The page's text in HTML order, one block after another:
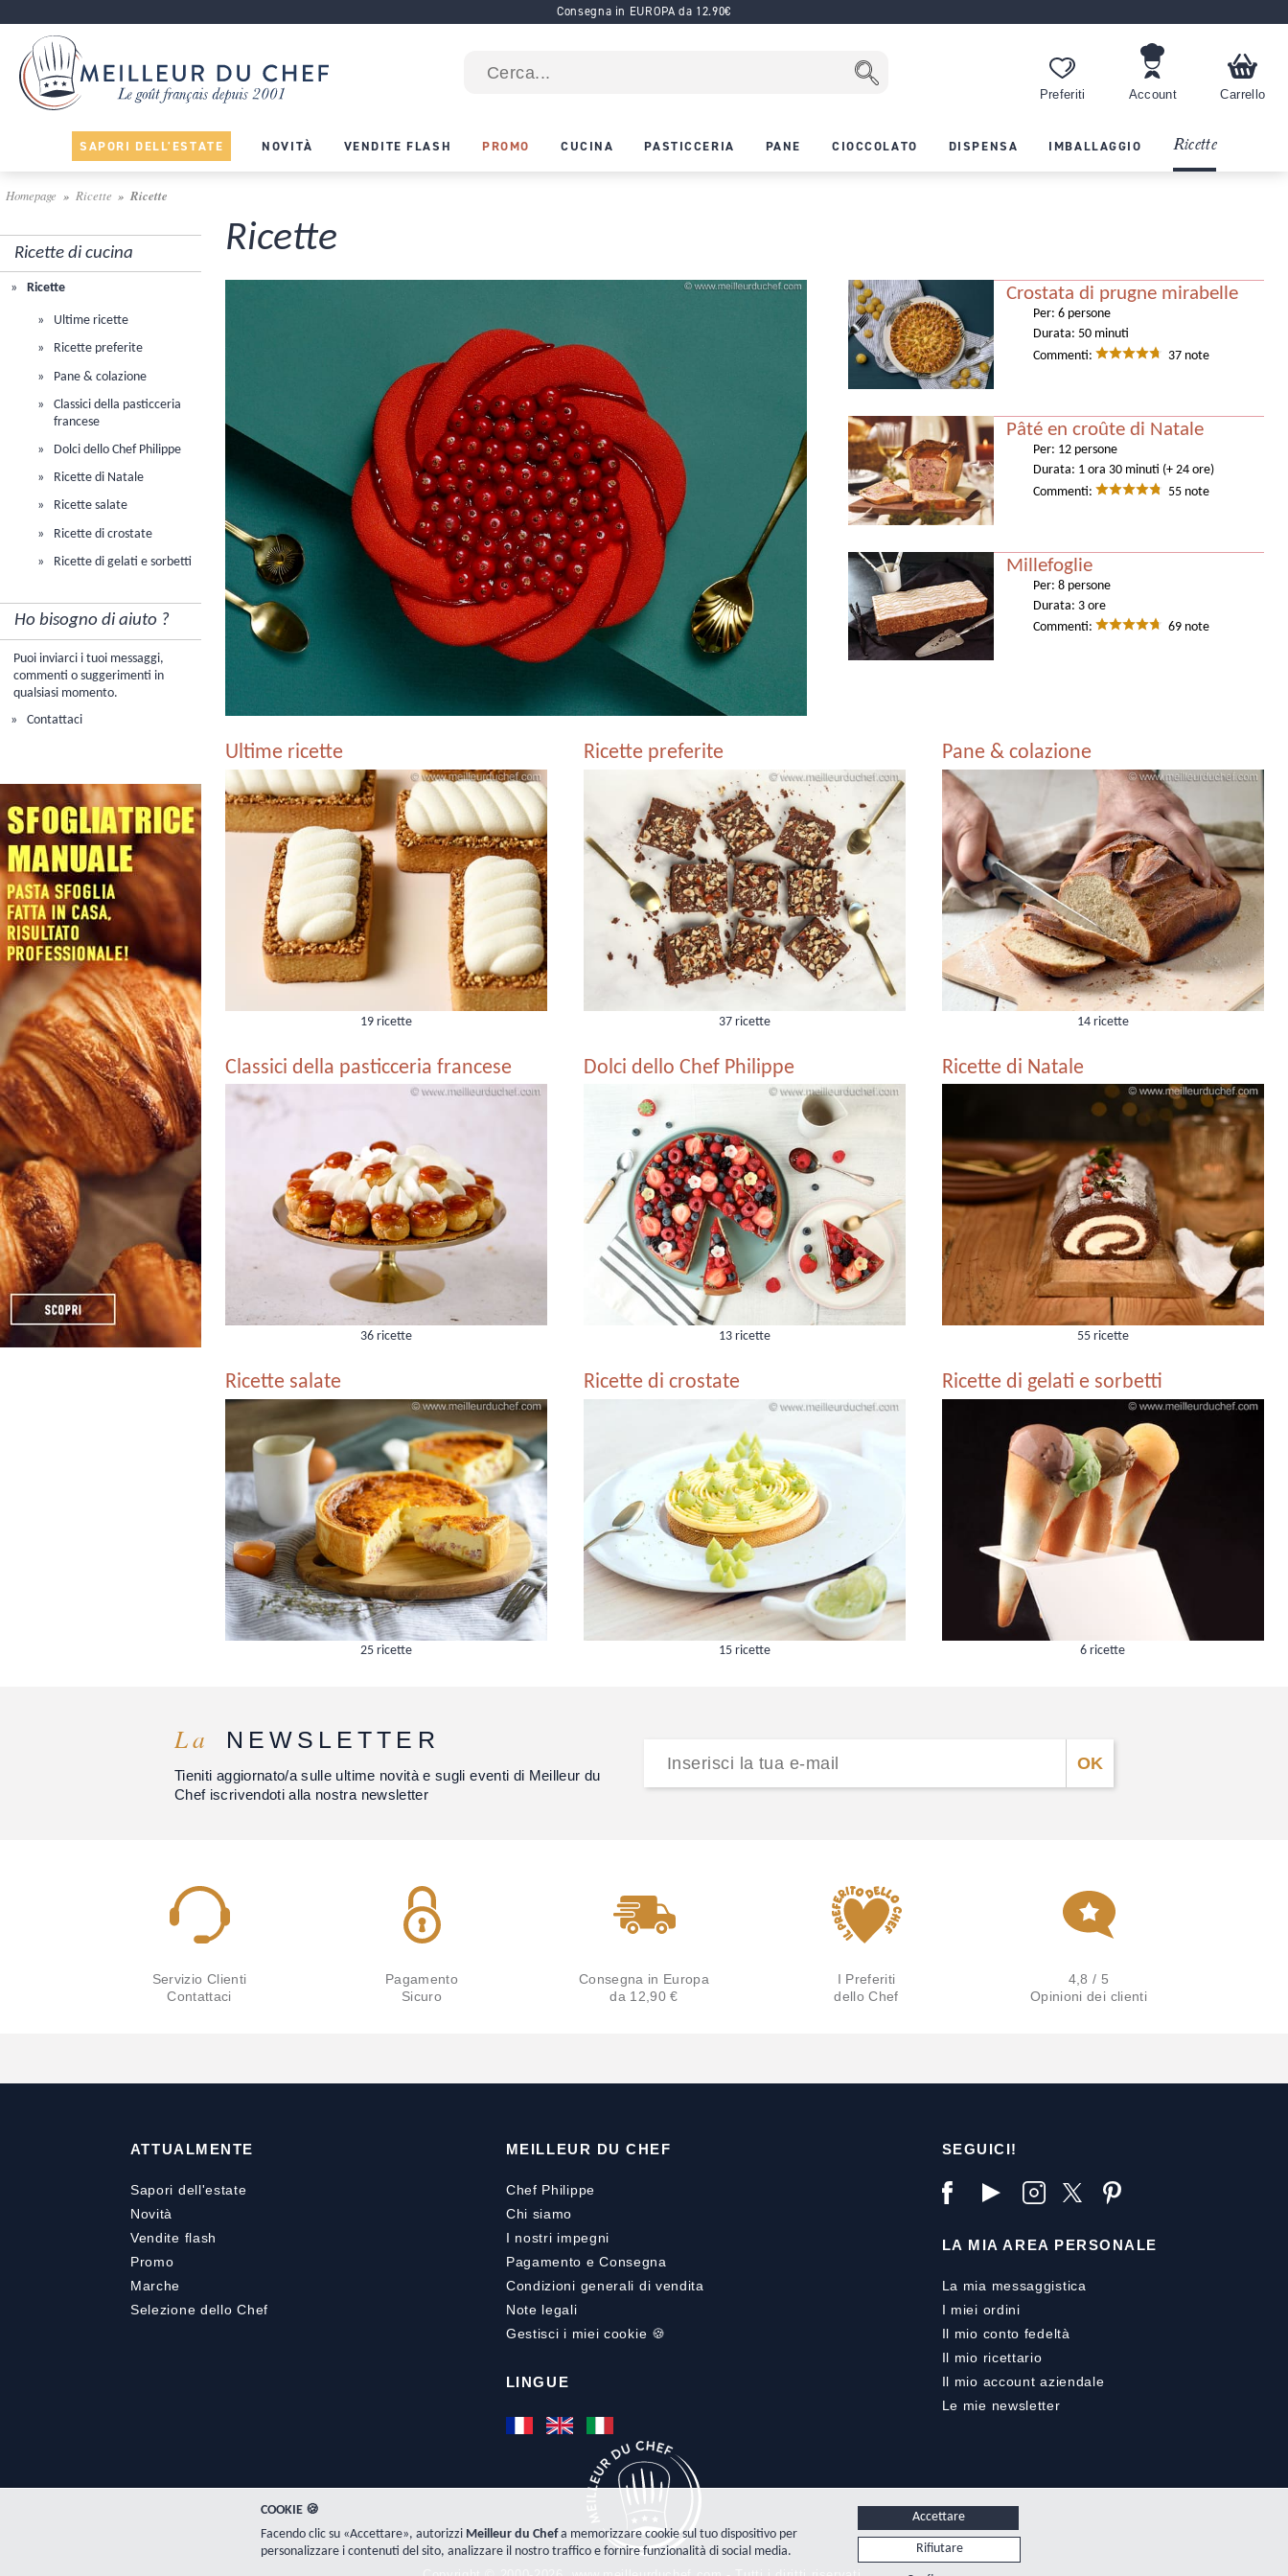
Consegna in EUROPA da 12.90€
Preferiti Account Carrello
SAPORI DELL'ESTATE NOVITÀ VENDITE FLASH PROMO CUCINA PASTICCERIA PANE CIOCCOLATO DISPENSA IMBALLAGGIO Ricette
Homepage Ricette Ricette
Ricette di cucina
Ricette
Ultime ricette
Ricette preferite
Pane & colazione
Classici della pasticceria
francese
Dolci dello Chef Philippe
Ricette di Natale
Ricette salate
Ricette di crostate
Ricette di gelati e sorbetti
Ho bisogno di aiuto ?
Puoi inviarci i tuoi messaggi,
commenti o suggerimenti in
qualsiasi momento.
Contattaci
Ricette
Crostata di prugne mirabelle
Per:6 persone
Durata: 50 minuti
Commenti:
37 note
Pâté en croûte di Natale
Per: 12 persone
Durata: 1 ora 30 minuti (+ 24 ore)
Commenti:
55 note
Millefoglie
Per:8 persone
Durata: 3 ore
Commenti:
69 note
Ultime ricette
19 ricette
Ricette preferite
37 ricette
Pane & colazione
14 ricette
Classici della pasticceria francese
36 ricette
Dolci dello Chef Philippe
13 ricette
Ricette di Natale
55 ricette
Ricette salate
25 ricette
Ricette di crostate
15 ricette
Ricette di gelati e sorbetti
6 ricette
La NEWSLETTER
Tieniti aggiornato/a sulle ultime novità e sugli eventi di Meilleur du
Chef iscrivendoti alla nostra newsletter
Servizio Clienti
Contattaci
Pagamento
Sicuro
Consegna in Europa
da 12,90 €
I Preferiti
dello Chef
4,8 / 5
Opinioni dei clienti
ATTUALMENTE
Sapori dell'estate
Novità
Vendite flash
Promo
Marche
Selezione dello Chef
MEILLEUR DU CHEF
Chef Philippe
Chi siamo
I nostri impegni
Pagamento eConsegna
Condizioni generali di vendita
Note legali
Gestisci i miei cookie 🍪
LINGUE
SEGUICI!
LA MIA AREA PERSONALE
La mia messaggistica
I miei ordini
Il mio conto fedeltà
Il mio ricettario
Il mio account aziendale
Le mie newsletter
COOKIE 🍪
Facendo clic su «Accettare», autorizzi Meilleur du Chefa memorizzare cookie sul tuo dispositivo per
personalizzare i contenuti del sito, analizzare il nostro traffico e fornire funzionalità di social media.
Accettare
Rifiutare